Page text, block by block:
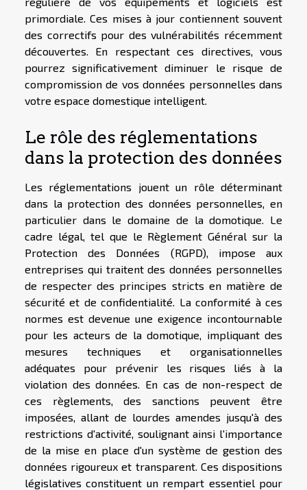
primordiale. Ces mises à jour contiennent souvent
des correctifs pour des vulnérabilités récemment
découvertes. En respectant ces directives, vous
pourrez significativement diminuer le risque de
compromission de vos données personnelles dans
votre espace domestique intelligent.
Le rôle des réglementations
dans la protection des données
Les réglementations jouent un rôle déterminant
dans la protection des données personnelles, en
particulier dans le domaine de la domotique. Le
cadre légal, tel que le Règlement Général sur la
Protection des Données (RGPD), impose aux
entreprises qui traitent des données personnelles
de respecter des principes stricts en matière de
sécurité et de confidentialité. La conformité à ces
normes est devenue une exigence incontournable
pour les acteurs de la domotique, impliquant des
mesures techniques et organisationnelles
adéquates pour prévenir les risques liés à la
violation des données. En cas de non-respect de
ces règlements, des sanctions peuvent être
imposées, allant de lourdes amendes jusqu'à des
restrictions d'activité, soulignant ainsi l'importance
de la mise en place d'un système de gestion des
données rigoureux et transparent. Ces dispositions
législatives constituent un rempart essentiel pour